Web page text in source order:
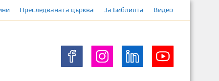
Преследваната църква За Библията Видео